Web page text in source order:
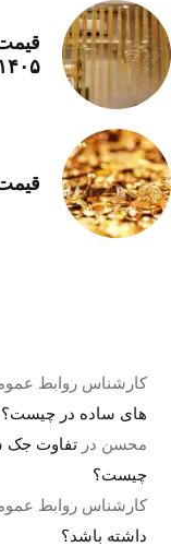
۱۴۰۵/ افزایش همه قیمت ها + جدول
قیمت
کارشناس روابط
های ساده در چیست؟
محسن درتفاوت جک
چیست؟
کارشناس روابط
داشته باشد؟